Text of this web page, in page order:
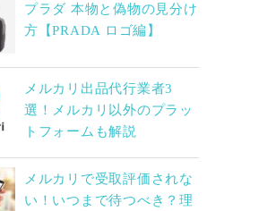
プラダ 本物と偽物の見分け
方【PRADA ロゴ編】
メルカリ出品代行業者3
選！メルカリ以外のプラッ
トフォームも解説
メルカリで受取評価されな
い！いつまで待つべき？理